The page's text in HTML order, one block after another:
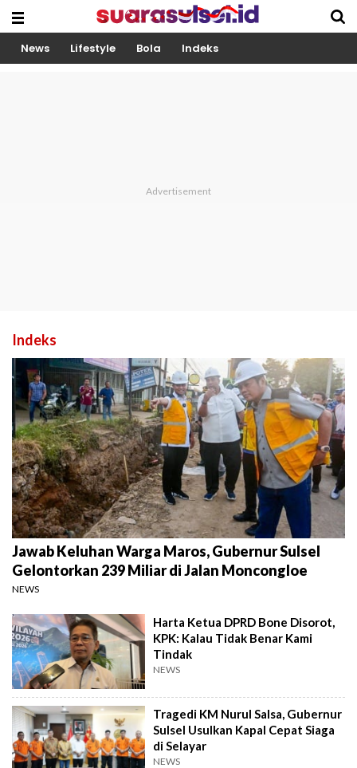
News Lifestyle Bola Indeks
Indeks
Jawab Keluhan Warga Maros, Gubernur Sulsel
Gelontorkan 239 Miliar di Jalan Moncongloe
NEWS
Harta Ketua DPRD Bone Disorot,
KPK: Kalau Tidak Benar Kami
Tindak
NEWS
Tragedi KM Nurul Salsa, Gubernur
Sulsel Usulkan Kapal Cepat Siaga
di Selayar
NEWS